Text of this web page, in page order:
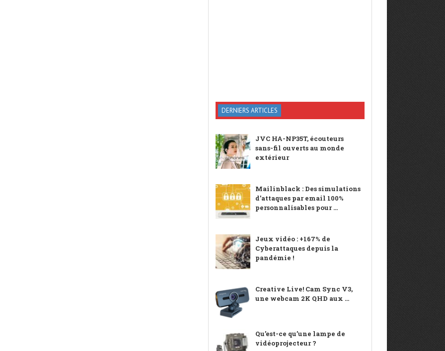
DERNIERS ARTICLES
JVC HA-NP35T, écouteurs
sans-fil ouverts au monde
extérieur
Mailinblack : Des simulations
d’attaques par email 100%
personnalisables pour ...
Jeux vidéo : +167% de
Cyberattaques depuis la
pandémie !
Creative Live! Cam Sync V3,
une webcam 2K QHD aux ...
Qu’est-ce qu’une lampe de
vidéoprojecteur ?